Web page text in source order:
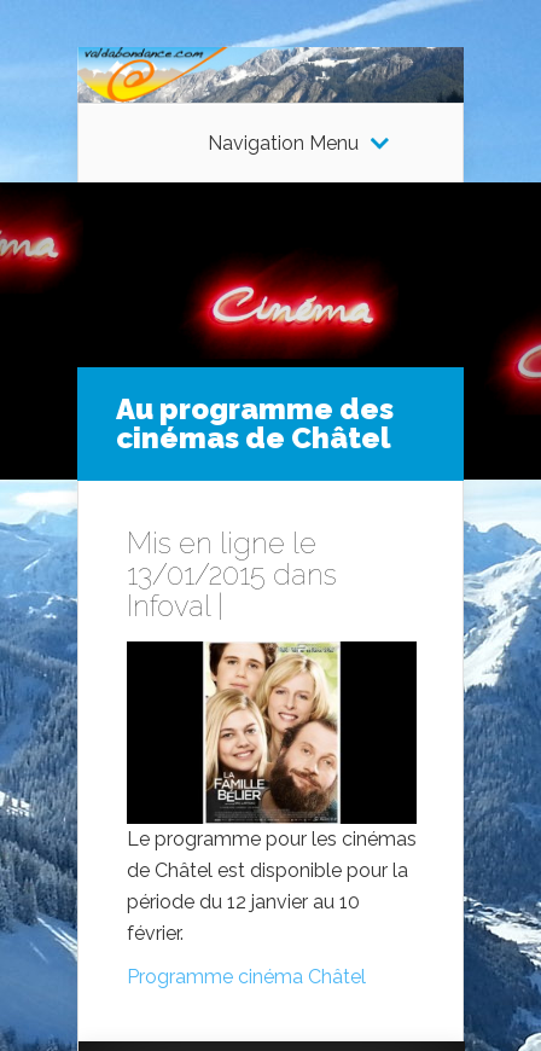
Navigation Menu
Au programme des
cinémas de Châtel
Mis en ligne le
13/01/2015 dans
Infoval
Le programme pour les cinémas
de Châtel est disponible pour la
période du 12 janvier au 10
février.
Programme cinéma Châtel